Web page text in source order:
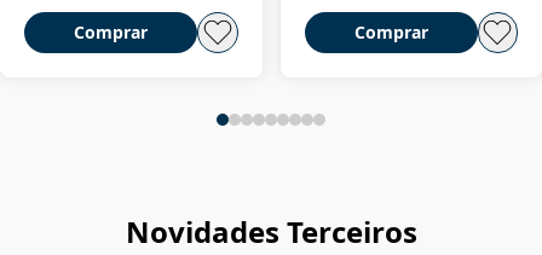
Comprar Comprar
Novidades Terceiros